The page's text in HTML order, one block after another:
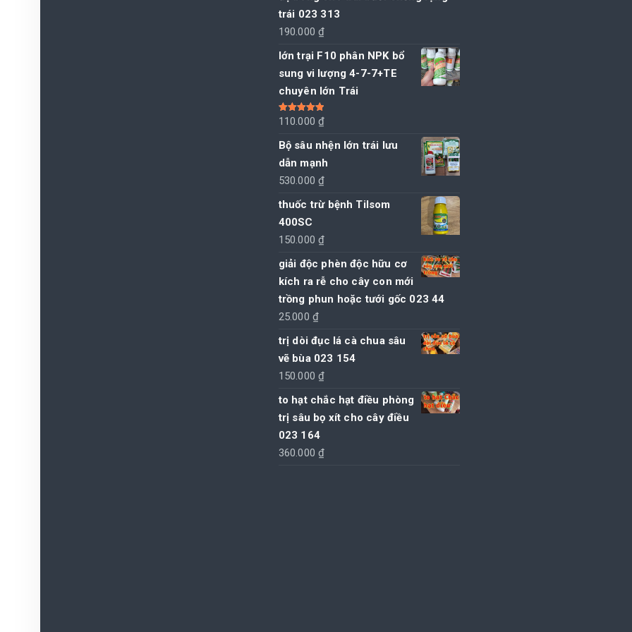
trái 023 313
190.000₫
lớn trại F10 phân NPK bổ
sung vi lượng 4-7-7+TE
chuyên lớn Trái
Được xếp
hạng5.00 5
110.000₫
Bộ sâu nhện lớn trái lưu
dẫn mạnh
530.000₫
thuốc trừ bệnh Tilsom
400SC
150.000₫
giải độc phèn độc hữu cơ
kích ra rễ cho cây con mới
trồng phun hoặc tưới gốc 023 44
25.000 ₫
trị dòi đục lá cà chua sâu
vẽ bùa 023 154
150.000₫
to hạt chắc hạt điều phòng
trị sâu bọ xít cho cây điều
023 164
360.000₫